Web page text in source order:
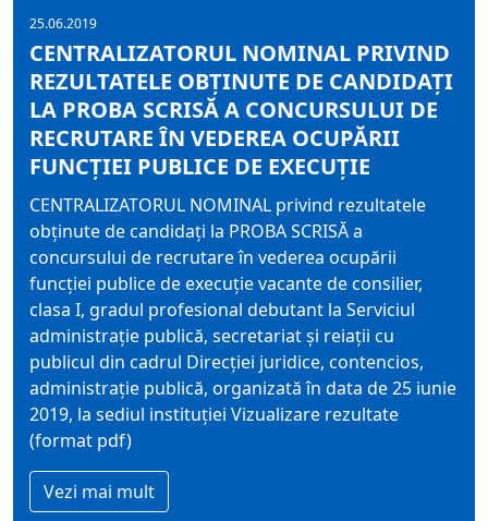
25.06.2019
CENTRALIZATORUL NOMINAL PRIVIND
REZULTATELE OBŢINUTE DE CANDIDAŢI
LA PROBA SCRISĂ A CONCURSULUI DE
RECRUTARE ÎN VEDEREA OCUPĂRII
FUNCŢIEI PUBLICE DE EXECUŢIE
CENTRALIZATORUL NOMINAL privind rezultatele
obţinute de candidaţi la PROBA SCRISĂ a
concursului de recrutare în vederea ocupării
funcţiei publice de execuţie vacante de consilier,
clasa I, gradul profesional debutant la Serviciul
administraţie publică, secretariat şi reiaţii cu
publicul din cadrul Direcţiei juridice, contencios,
administraţie publică, organizată în data de 25 iunie
2019, la sediul instituţiei Vizualizare rezultate
(format pdf)
Vezi mai mult